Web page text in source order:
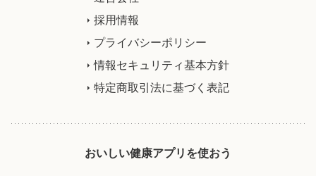
採用情報
プライバシーポリシー
情報セキュリティ基本方針
特定商取引法に基づく表記
おいしい健康アプリを使おう